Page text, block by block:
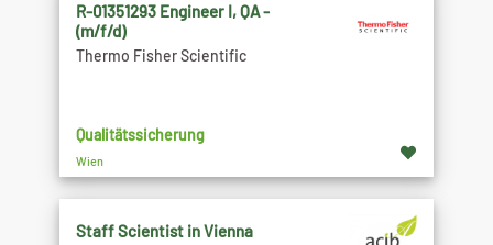
R-01351293 Engineer I, QA -
(m/f/d)
Thermo Fisher Scientific
Qualitätssicherung
Wien
Staff Scientist in Vienna